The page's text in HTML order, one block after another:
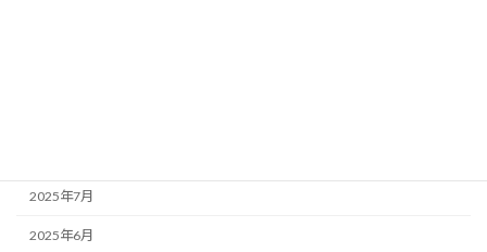
2025年7月
2025年6月